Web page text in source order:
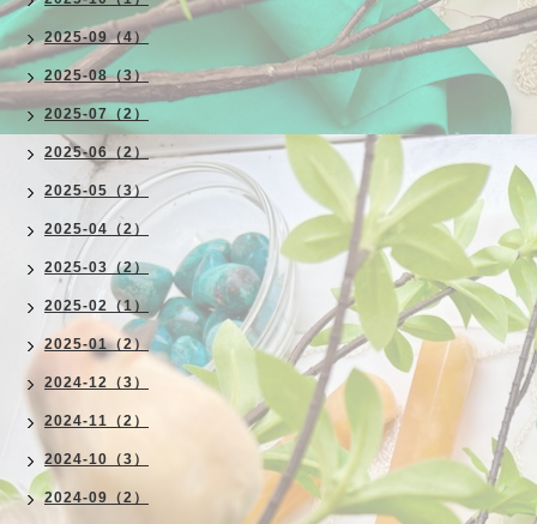
2025-09（4）
2025-08（3）
2025-07（2）
2025-06（2）
2025-05（3）
2025-04（2）
2025-03（2）
2025-02（1）
2025-01（2）
2024-12（3）
2024-11（2）
2024-10（3）
2024-09（2）